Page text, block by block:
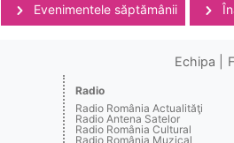
Evenimentele săptămânii
Echipa
Radio
Radio România Actualităţi
Radio Antena Satelor
Radio România Cultural
Radio România Muzical